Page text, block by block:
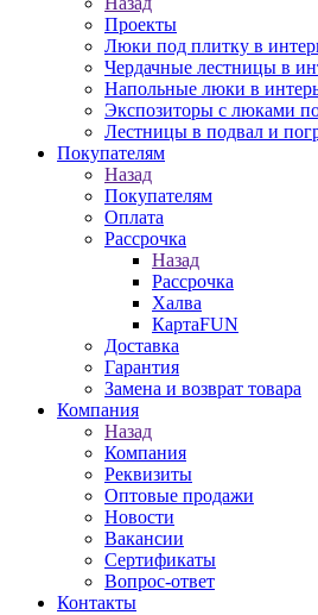
Проекты
Люки под плитку в
Чердачные лестницы в
Напольные люки в
Экспозиторы с люками
Лестницы в подвал и
Покупателям
Назад
Покупателям
Оплата
Рассрочка
Назад
Рассрочка
Халва
КартаFUN
Доставка
Гарантия
Замена и возврат товара
Компания
Назад
Компания
Реквизиты
Оптовые продажи
Новости
Вакансии
Сертификаты
Вопрос-ответ
Контакты